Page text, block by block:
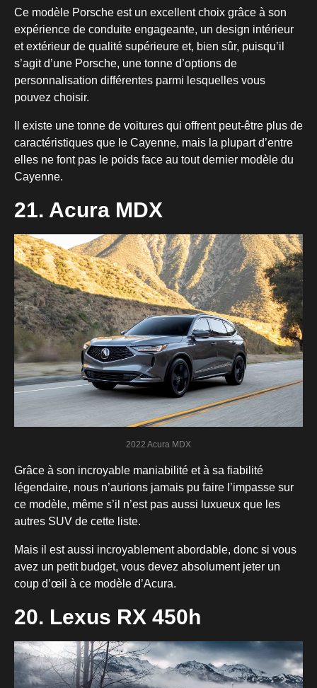
Ce modèle Porsche est un excellent choix grâce à son
expérience de conduite engageante, un design intérieur
et extérieur de qualité supérieure et, bien sûr, puisqu’il
s’agit d’une Porsche, une tonne d’options de
personnalisation différentes parmi lesquelles vous
pouvez choisir.
Il existe une tonne de voitures qui offrent peut-être plus de
caractéristiques que le Cayenne, mais la plupart d’entre
elles ne font pas le poids face au tout dernier modèle du
Cayenne.
21. Acura MDX
2022 Acura MDX
Grâce à son incroyable maniabilité et à sa fiabilité
légendaire, nous n’aurions jamais pu faire l’impasse sur
ce modèle, même s’il n’est pas aussi luxueux que les
autres SUV de cette liste.
Mais il est aussi incroyablement abordable, donc si vous
avez un petit budget, vous devez absolument jeter un
coup d’œil à ce modèle d’Acura.
20. Lexus RX 450h